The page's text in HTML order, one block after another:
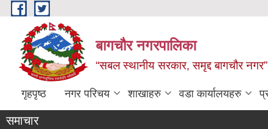
Skip to main content
बागचौर नगरपालिका
“सबल स्थानीय सरकार, समृद्द बागचौर नगर”
गृहपृष्ठ नगर परिचय शाखाहरु वडा ‍कार्यालयहरु
समाचार